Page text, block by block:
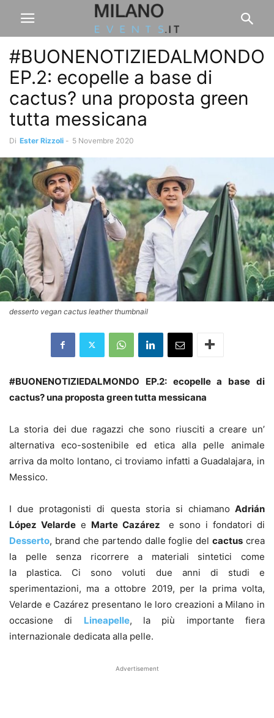
#BUONENOTIZIEDALMONDO
EP.2: ecopelle a base di
cactus? una proposta green
tutta messicana
Di Ester Rizzoli - 5 Novembre 2020
desserto vegan cactus leather thumbnail
#BUONENOTIZIEDALMONDO EP.2: ecopelle a base di
cactus? una proposta green tutta messicana
La storia dei due ragazzi che sono riusciti a creare un’
alternativa eco-sostenibile ed etica alla pelle animale
arriva da molto lontano, ci troviamo infatti a Guadalajara, in
Messico.
I due protagonisti di questa storia si chiamano Adrián
López Velardee Marte Cazárez
e sono i fondatori di
Desserto, brand che partendo dalle foglie delcactus crea
la pelle senza ricorrere a materiali sintetici come
la plastica. Ci sono voluti due anni di studi e
sperimentazioni, ma a ottobre 2019, per la prima volta,
Velarde e Cazárez presentano le loro creazioni a Milano in
occasione di Lineapelle, la più importante fiera
internazionale dedicata alla pelle.
Advertisement